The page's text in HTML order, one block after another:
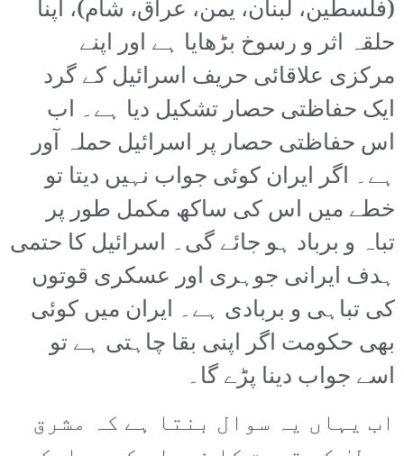
(فلسطین، لبنان، یمن، عراق، شام)، اپنا
حلقہ اثر و رسوخ بڑھایا ہے اور اپنے
مرکزی علاقائی حریف اسرائیل کے گرد
ایک حفاظتی حصار تشکیل دیا ہے۔ اب
اس حفاظتی حصار پر اسرائیل حملہ آور
ہے۔ اگر ایران کوئی جواب نہیں دیتا تو
خطے میں اس کی ساکھ مکمل طور پر
تباہ و برباد ہو جائے گی۔ اسرائیل کا حتمی
ہدف ایرانی جوہری اور عسکری قوتوں
کی تباہی و بربادی ہے۔ ایران میں کوئی
بھی حکومت اگر اپنی بقا چاہتی ہے تو
اسے جواب دینا پڑے گا۔
اب یہاں یہ سوال بنتا ہے کہ مشرق